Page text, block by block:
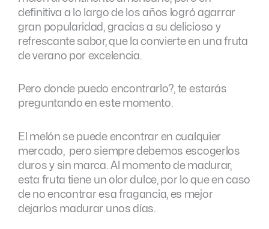
definitiva a lo largo de los años logró agarrar
gran popularidad, gracias a su delicioso y
refrescante sabor, que la convierte en una fruta
de verano por excelencia.
Pero donde puedo encontrarlo?, te estarás
preguntando en este momento.
El melón se puede encontrar en cualquier
mercado, pero siempre debemos escogerlos
duros y sin marca. Al momento de madurar,
esta fruta tiene un olor dulce, por lo que en caso
de no encontrar esa fragancia, es mejor
dejarlos madurar unos días.